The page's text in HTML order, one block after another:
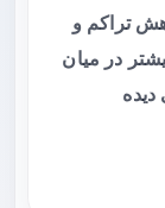
تراکم و
در میان